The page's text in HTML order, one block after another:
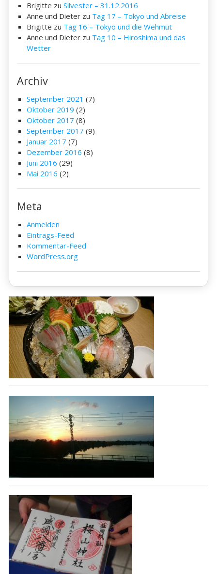
Brigitte zuSilvester – 31.12.2016
Anne und Dieter zu Tag 17 – Tokyo und Abreise
Brigitte zu Tag 16 – Tokyo und die Wehmut
Anne und Dieter zu Tag 10 – Hiroshima und das
Wetter
Archiv
September 2021 (7)
Oktober 2019 (2)
Oktober 2017 (8)
September 2017 (9)
Januar 2017 (7)
Dezember 2016 (8)
Juni 2016 (29)
Mai 2016 (2)
Meta
Anmelden
Eintrags-Feed
Kommentar-Feed
WordPress.org